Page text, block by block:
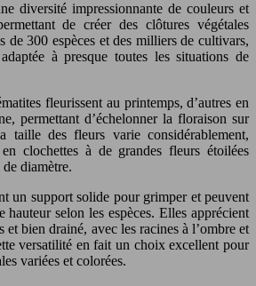
diversité impressionnante de couleurs et
de créer des clôtures végétales
de 300 espèces et des milliers de cultivars,
à presque toutes les situations de
fleurissent au printemps, d’autres en
permettant d’échelonner la floraison sur
taille des fleurs varie considérablement,
clochettes à de grandes fleurs étoilées
diamètre.
un support solide pour grimper et peuvent
hauteur selon les espèces. Elles apprécient
et bien drainé, avec les racines à l’ombre et
versatilité en fait un choix excellent pour
variées et colorées.